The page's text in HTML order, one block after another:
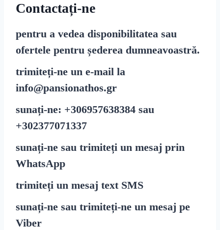
Contactați-ne
pentru a vedea disponibilitatea sau
ofertele pentru șederea dumneavoastră.
trimiteți-ne un e-mail la
info@pansionathos.gr
sunați-ne: +306957638384 sau
+302377071337
sunați-ne sau trimiteți un mesaj prin
WhatsApp
trimiteți un mesaj text SMS
sunați-ne sau trimiteți-ne un mesaj pe
Viber